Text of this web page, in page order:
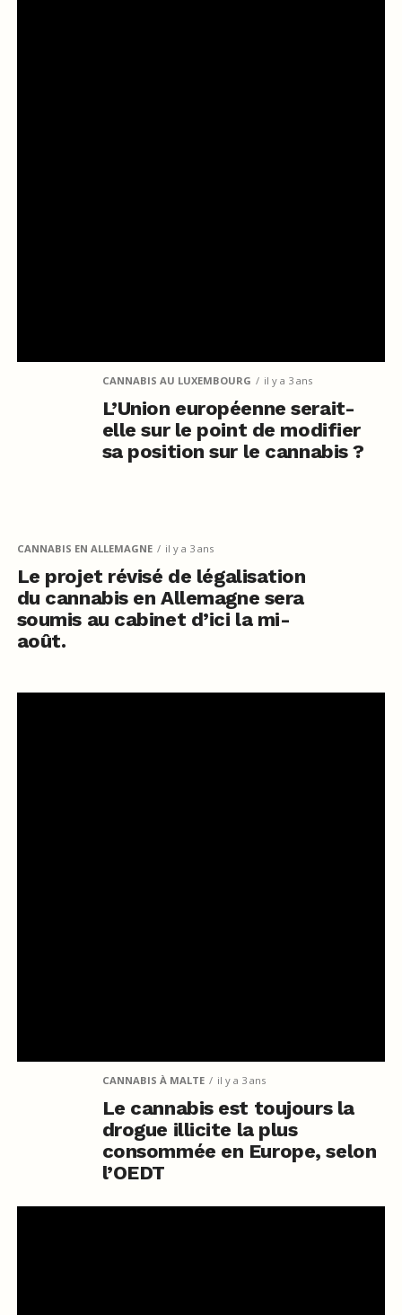
CANNABIS AU LUXEMBOURG il y a 3 ans
L’Union européenne serait-
elle sur le point de modifier
sa position sur le cannabis ?
CANNABIS EN ALLEMAGNE il y a 3 ans
Le projet révisé de légalisation
du cannabis en Allemagne sera
soumis au cabinet d’ici la mi-
août.
CANNABIS À MALTE il y a 3 ans
Le cannabis est toujours la
drogue illicite la plus
consommée en Europe, selon
l’OEDT